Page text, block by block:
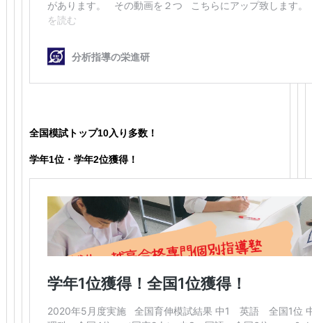
全国模試トップ10入り多数！
学年1位・学年2位獲得！